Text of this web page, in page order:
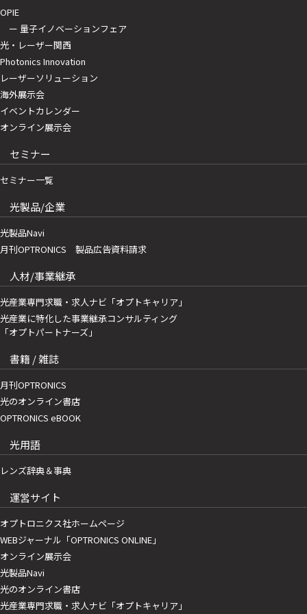
OPIE
ー 量子イノベーションフェア
光・レーザー関西
Photonics Innovation
レーザーソリューション
海外展示会
イベントカレンダー
オンライン展示会
セミナー
セミナー一覧
光製品/企業
光製品Navi
月刊OPTRONICS 製品広告資料請求
人材/事業継承
光産業専門求職・求人ナビ「オプトキャリア」
光産業に特化した事業継承コンサルティング
「オプトパートナーズ」
書籍 / 雑誌
月刊OPTRONICS
光のオンライン書店
OPTRONICS eBOOK
光用語
レンズ辞典＆事典
運営サイト
オプトロニクス社ホームページ
WEBジャーナル「OPTRONICS ONLINE」
オンライン展示会
光製品Navi
光のオンライン書店
光産業専門求職・求人ナビ「オプトキャリア」